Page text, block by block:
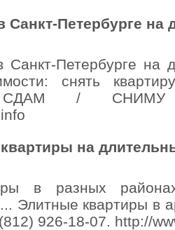
Санкт-Петербурге на
Санкт-Петербурге на
снять
СДАМ / СНИМУ
на
в разных
Элитные квартиры в
926-18-07. http://